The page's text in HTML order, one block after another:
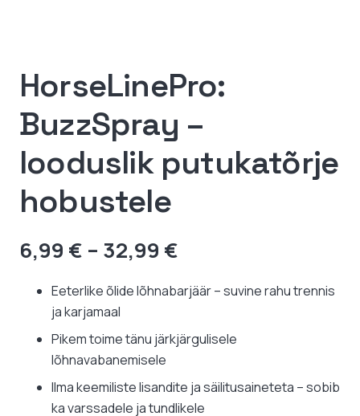
HorseLinePro:
BuzzSpray –
looduslik putukatõrje
hobustele
6,99 € – 32,99 €
kuni
Eeterlike õlide lõhnabarjäär – suvine rahu trennis
ja karjamaal
Pikem toime tänu järkjärgulisele
lõhnavabanemisele
Ilma keemiliste lisandite ja säilitusaineteta – sobib
ka varssadele ja tundlikele